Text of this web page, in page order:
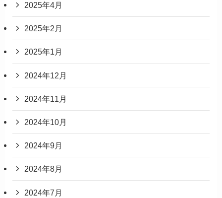
2025年4月
2025年2月
2025年1月
2024年12月
2024年11月
2024年10月
2024年9月
2024年8月
2024年7月